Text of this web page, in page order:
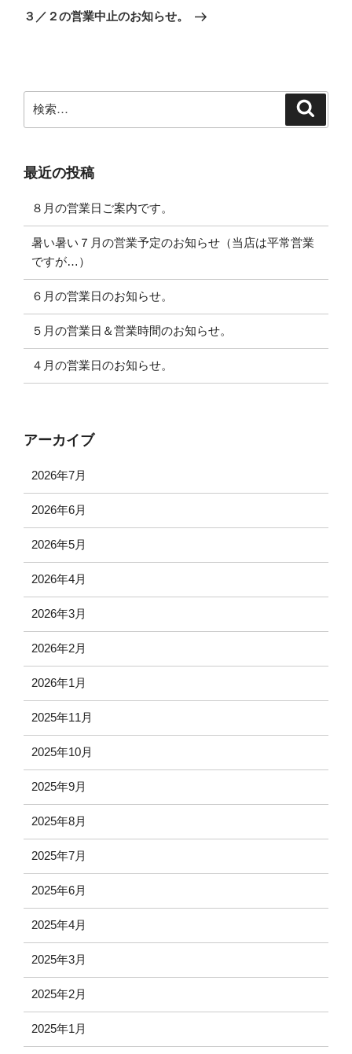
ゲ
ン
の
３／２の営業中止のお知らせ。
検
索:
最近の投稿
８月の営業日ご案内です。
暑い暑い７月の営業予定のお知らせ（当店は平常営業
ですが…）
６月の営業日のお知らせ。
５月の営業日＆営業時間のお知らせ。
４月の営業日のお知らせ。
アーカイブ
2026年7月
2026年6月
2026年5月
2026年4月
2026年3月
2026年2月
2026年1月
2025年11月
2025年10月
2025年9月
2025年8月
2025年7月
2025年6月
2025年4月
2025年3月
2025年2月
2025年1月